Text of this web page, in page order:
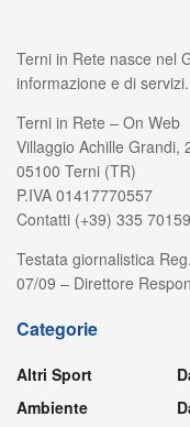
Terni in Rete nasce nel
informazione e di servizi.
Terni in Rete – On Web
Villaggio Achille Grandi,
05100 Terni (TR)
P.IVA 01417770557
Contatti (+39) 335
Testata giornalistica
07/09 – Direttore
Categorie
Altri Sport
Ambiente